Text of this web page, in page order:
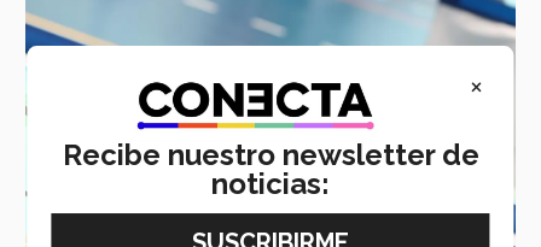
×
Recibe nuestro newsletter de
noticias: